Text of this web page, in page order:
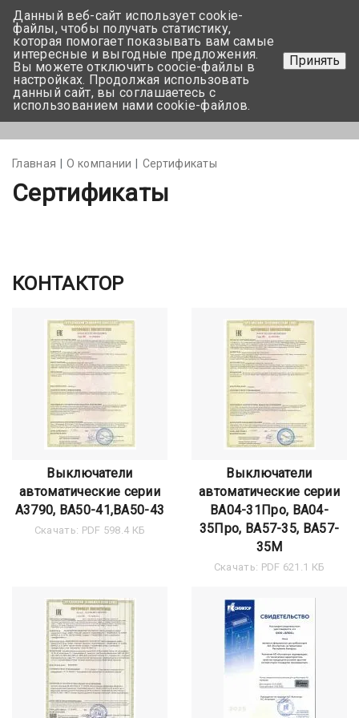
+375 17-350-99-56
+375 44-752-82-08
Задать вопрос
Главная О компании Сертификаты
Сертификаты
КОНТАКТОР
Выключатели
автоматические серии
А3790, ВА50-41,ВА50-43
Скачать: PDF 598.4 КБ
Выключатели
автоматические серии
ВА04-31Про, ВА04-
35Про, ВА57-35, ВА57-
35М
Скачать: PDF 621.1 КБ
Данный веб-сайт использует cookie-
файлы, чтобы получать статистику,
которая помогает показывать вам самые
интересные и выгодные предложения.
Вы можете отключить coocie-файлы в
настройках. Продолжая использовать
данный сайт, вы соглашаетесь с
использованием нами cookie-файлов.
Принять